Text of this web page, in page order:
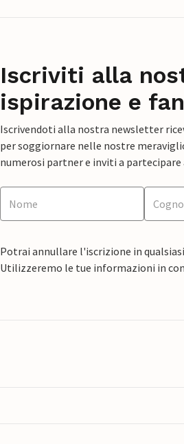
Iscriviti alla
ispirazione e
Iscrivendoti alla nostra newsletter
per soggiornare nelle nostre
numerosi partner e inviti a partecipare
Potrai annullare l'iscrizione in
Utilizzeremo le tue informazioni in